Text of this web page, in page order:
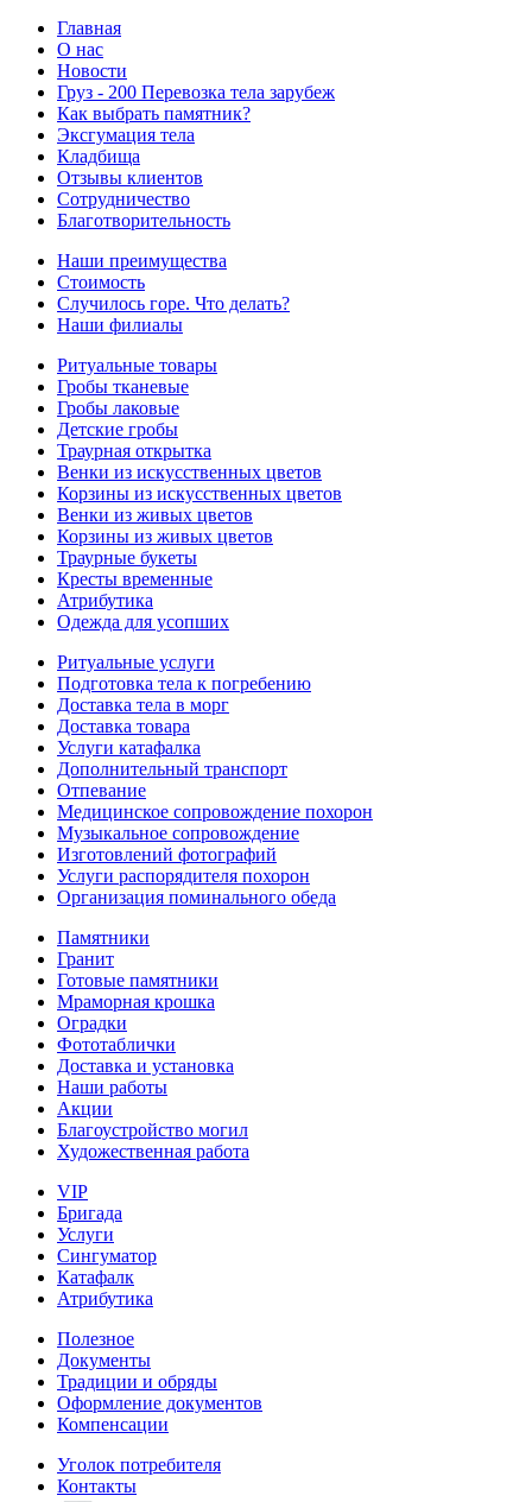
Главная
О нас
Новости
Груз - 200 Перевозка тела зарубеж
Как выбрать памятник?
Эксгумация тела
Кладбища
Отзывы клиентов
Сотрудничество
Благотворительность
Наши преимущества
Стоимость
Случилось горе. Что делать?
Наши филиалы
Ритуальные товары
Гробы тканевые
Гробы лаковые
Детские гробы
Траурная открытка
Венки из искусственных цветов
Корзины из искусственных цветов
Венки из живых цветов
Корзины из живых цветов
Траурные букеты
Кресты временные
Атрибутика
Одежда для усопших
Ритуальные услуги
Подготовка тела к погребению
Доставка тела в морг
Доставка товара
Услуги катафалка
Дополнительный транспорт
Отпевание
Медицинское сопровождение похорон
Музыкальное сопровождение
Изготовлений фотографий
Услуги распорядителя похорон
Организация поминального обеда
Памятники
Гранит
Готовые памятники
Мраморная крошка
Оградки
Фототаблички
Доставка и установка
Наши работы
Акции
Благоустройство могил
Художественная работа
VIP
Бригада
Услуги
Сингуматор
Катафалк
Атрибутика
Полезное
Документы
Традиции и обряды
Оформление документов
Компенсации
Уголок потребителя
Контакты